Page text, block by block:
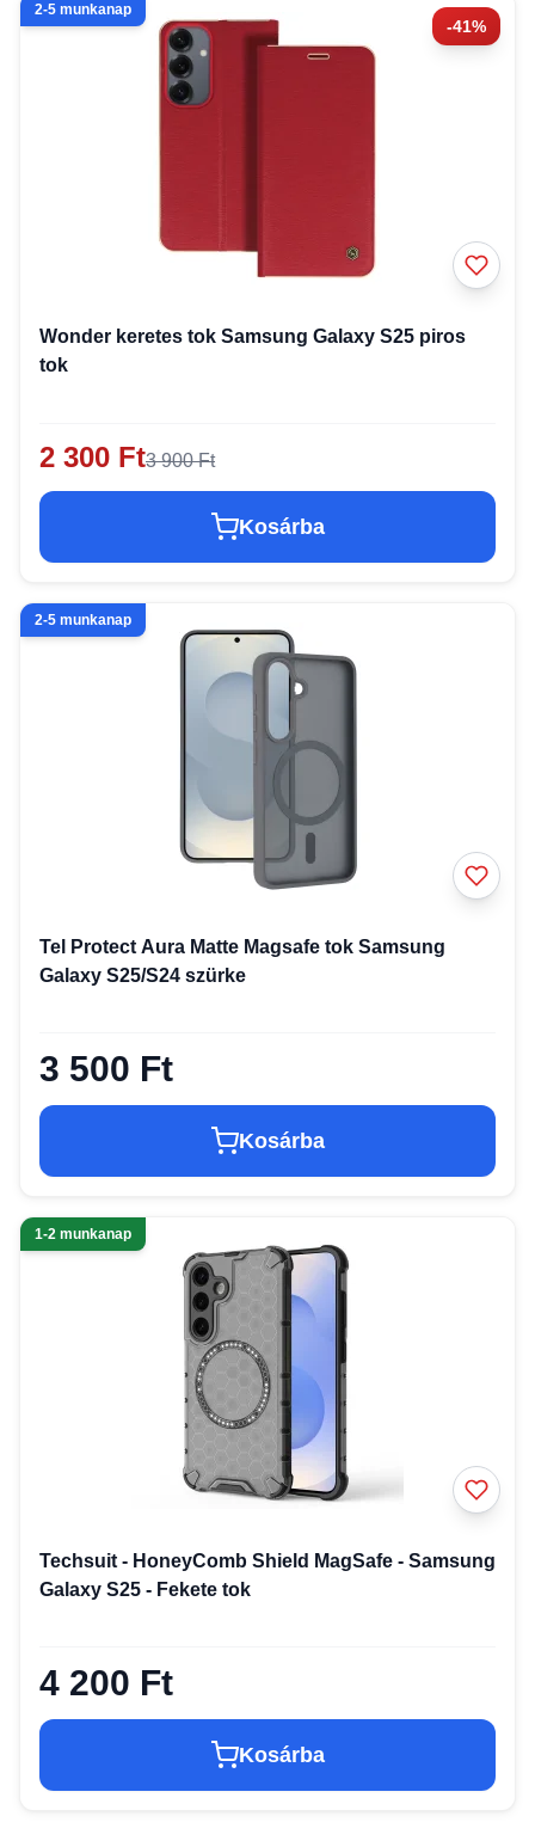
-41%
2-5 munkanap
Wonder keretes tok Samsung Galaxy S25 piros
tok
2 300 Ft3 900 Ft
Kosárba
2-5 munkanap
Tel Protect Aura Matte Magsafe tok Samsung
Galaxy S25/S24 szürke
3 500 Ft
Kosárba
1-2 munkanap
Techsuit - HoneyComb Shield MagSafe - Samsung
Galaxy S25 - Fekete tok
4 200 Ft
Kosárba